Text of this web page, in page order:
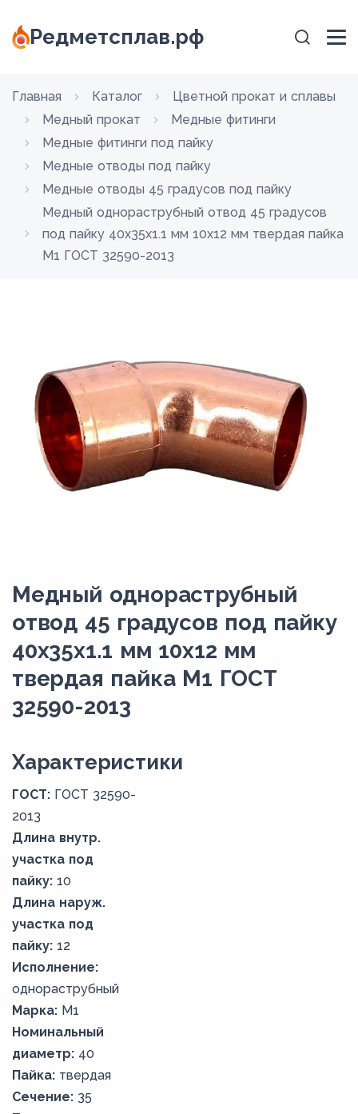
Редметсплав.рф
Главная Каталог
Цветной прокат и сплавы
Медный прокат
Медные фитинги
Медные фитинги под пайку
Медные отводы под пайку
Медные отводы 45 градусов под пайку
Медный однораструбный отвод 45 градусов
под пайку 40х35х1.1 мм 10х12 мм твердая пайка
М1 ГОСТ 32590-2013
Медный однораструбный
отвод 45 градусов под пайку
40х35х1.1 мм 10х12 мм
твердая пайка М1 ГОСТ
32590-2013
Xарактеристики
ГОСТ: ГОСТ 32590-
2013
Длина внутр.
участка под
пайку: 10
Длина наруж.
участка под
пайку: 12
Исполнение:
однораструбный
Марка: М1
Номинальный
диаметр: 40
Пайка: твердая
Сечение: 35